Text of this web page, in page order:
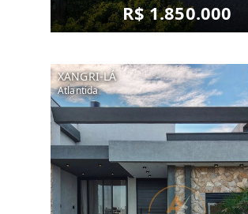
R$ 1.850.000
XANGRI-LÁ
Atlantida